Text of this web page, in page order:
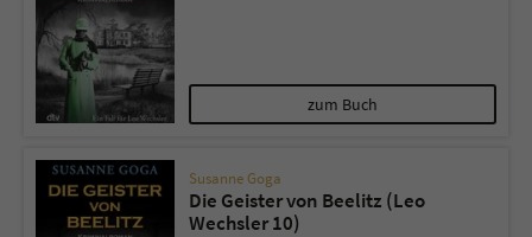
zum Buch
Susanne Goga
Die Geister von Beelitz (Leo
Wechsler 10)